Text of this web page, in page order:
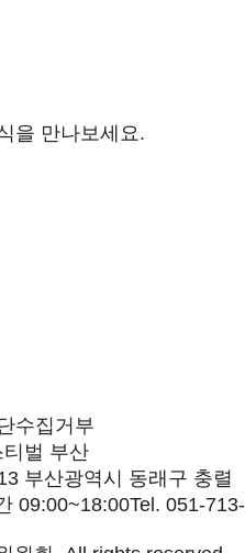
을 만나보세요.
수집거부
부산광역시 동래구 충렬
09:00~18:00Tel. 051-713-